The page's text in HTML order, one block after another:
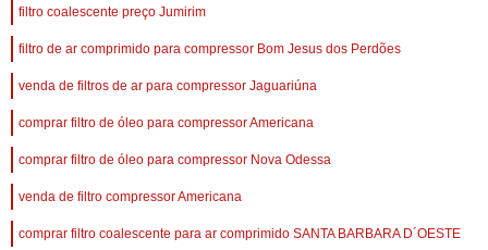
filtro coalescente preço Jumirim
filtro de ar comprimido para compressor Bom Jesus dos Perdões
venda de filtros de ar para compressor Jaguariúna
comprar filtro de óleo para compressor Americana
comprar filtro de óleo para compressor Nova Odessa
venda de filtro compressor Americana
comprar filtro coalescente para ar comprimido SANTA BARBARA D´OESTE